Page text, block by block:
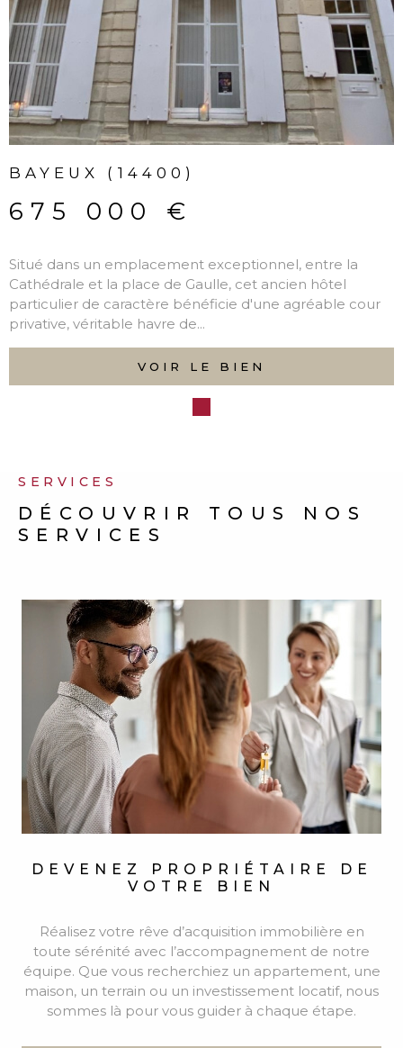
BAYEUX (14400)
675 000 €
Situé dans un emplacement exceptionnel, entre la
Cathédrale et la place de Gaulle, cet ancien hôtel
particulier de caractère bénéficie d'une agréable cour
privative, véritable havre de...
VOIR LE BIEN
SERVICES
DÉCOUVRIR TOUS NOS
SERVICES
DEVENEZ PROPRIÉTAIRE
DE
VOTRE BIEN
Réalisez votre rêve d’acquisition immobilière en
toute sérénité avec l’accompagnement de notre
équipe. Que vous recherchiez un appartement, une
maison, un terrain ou un investissement locatif, nous
sommes là pour vous guider à chaque étape.